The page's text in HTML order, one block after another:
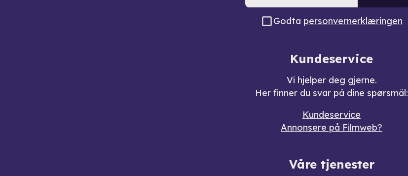
Godta personvernerklæringen
Kundeservice
Vi hjelper deg gjerne.
Her finner du svar på dine spørsmål:
Kundeservice
Annonsere på Filmweb?
Våre tjenester